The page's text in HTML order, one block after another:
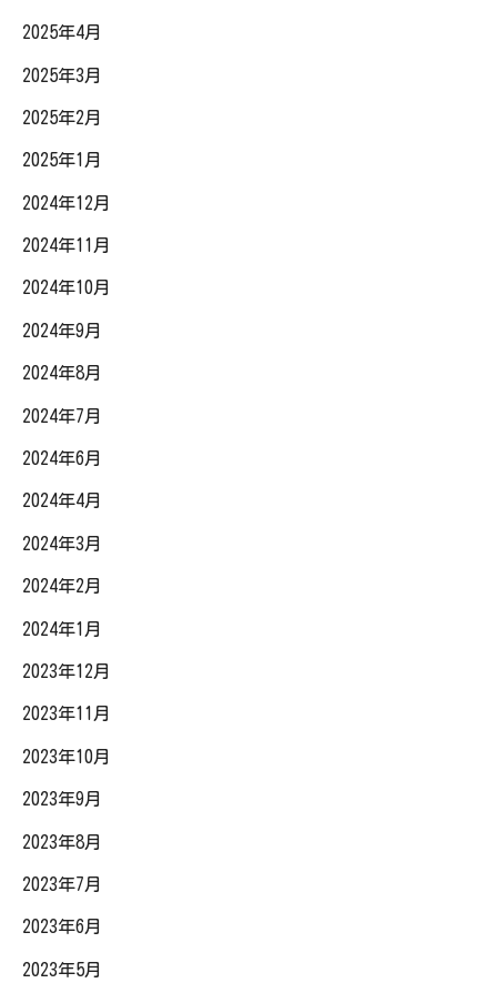
2025年4月
2025年3月
2025年2月
2025年1月
2024年12月
2024年11月
2024年10月
2024年9月
2024年8月
2024年7月
2024年6月
2024年4月
2024年3月
2024年2月
2024年1月
2023年12月
2023年11月
2023年10月
2023年9月
2023年8月
2023年7月
2023年6月
2023年5月